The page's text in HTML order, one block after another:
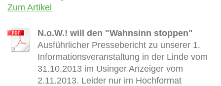
Zum Artikel
N.o.W.! will den "Wahnsinn stoppen"
Ausführlicher Pressebericht zu unserer 1.
Informationsveranstaltung in der Linde vom
31.10.2013 im Usinger Anzeiger vom
2.11.2013. Leider nur im Hochformat